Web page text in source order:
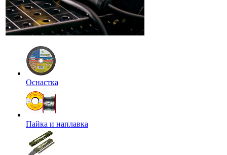
Оснастка
Пайка и наплавка